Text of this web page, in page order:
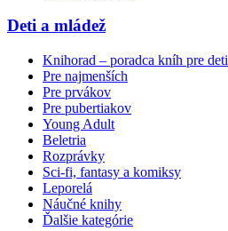
Deti a mládež
Knihorad – poradca kníh pre deti
Pre najmenších
Pre prvákov
Pre pubertiakov
Young Adult
Beletria
Rozprávky
Sci-fi, fantasy a komiksy
Leporelá
Náučné knihy
Ďalšie kategórie